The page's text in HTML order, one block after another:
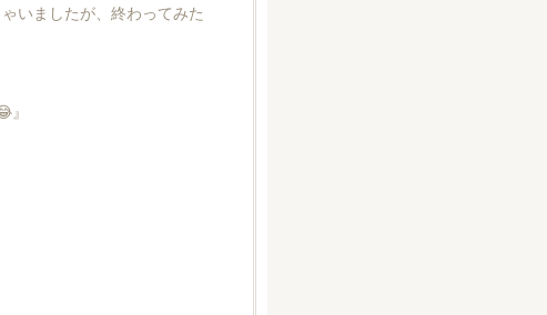
いましたが、終わってみた
』